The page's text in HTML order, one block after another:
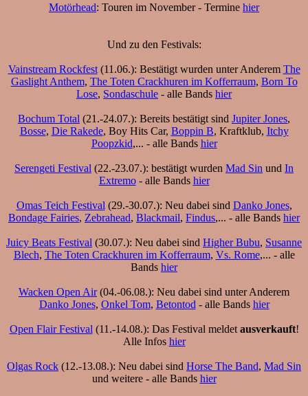
Motörhead: Touren im November - Termine hier
Und zu den Festivals:
Vainstream Rockfest(11.06.): Bestätigt wurden unter Anderem The
Gaslight Anthem, The Toten Crackhuren im Kofferraum, Born To
Lose, Sondaschule - alle Bands hier
Bochum Total (21.-24.07.): Bereits bestätigt sind Jupiter Jones,
Bosse, Die Rakede, Boy Hits Car, Boppin B, Kraftklub, Itchy
Poopzkid,... - alle Bands hier
Serengeti Festival (22.-23.07.): bestätigt wurden Mad Sin und In
Extremo- alle Bands hier
Omas Teich Festival (29.-30.07.): Neu dabei sind Danko Jones,
Bondage Fairies, Zebrahead, Blackmail, Findus,... - alle Bands hier
Juicy Beats Festival (30.07.): Neu dabei sind Higher Bubu, Susanne
Blech, The Toten Crackhuren im Kofferraum, Vs. Rome,... - alle
Bands hier
Wacken Open Air(04.-06.08.): Neu dabei sind unter Anderem
Danko Jones, Onkel Tom, Betontod - alle Bands hier
Open Flair Festival (11.-14.08.): Das Festival meldet ausverkauft!
Alle Infos hier
Olgas Rock (12.-13.08.): Neu dabei sind Horse The Band, Mad Sin
und weitere - alle Bands hier